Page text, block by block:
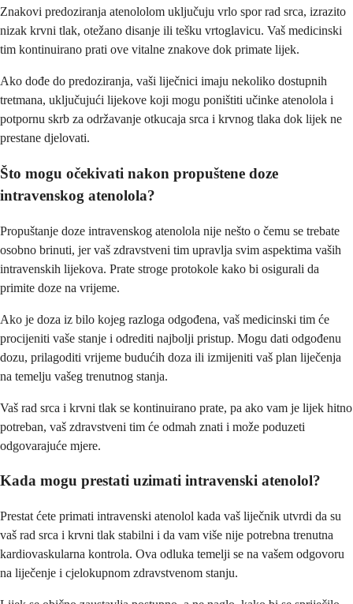
Znakovi predoziranja atenololom uključuju vrlo spor rad srca, izrazito
nizak krvni tlak, otežano disanje ili tešku vrtoglavicu. Vaš medicinski
tim kontinuirano prati ove vitalne znakove dok primate lijek.
Ako dođe do predoziranja, vaši liječnici imaju nekoliko dostupnih
tretmana, uključujući lijekove koji mogu poništiti učinke atenolola i
potpornu skrb za održavanje otkucaja srca i krvnog tlaka dok lijek ne
prestane djelovati.
Što mogu očekivati nakon propuštene doze
intravenskog atenolola?
Propuštanje doze intravenskog atenolola nije nešto o čemu se trebate
osobno brinuti, jer vaš zdravstveni tim upravlja svim aspektima vaših
intravenskih lijekova. Prate stroge protokole kako bi osigurali da
primite doze na vrijeme.
Ako je doza iz bilo kojeg razloga odgođena, vaš medicinski tim će
procijeniti vaše stanje i odrediti najbolji pristup. Mogu dati odgođenu
dozu, prilagoditi vrijeme budućih doza ili izmijeniti vaš plan liječenja
na temelju vašeg trenutnog stanja.
Vaš rad srca i krvni tlak se kontinuirano prate, pa ako vam je lijek hitno
potreban, vaš zdravstveni tim će odmah znati i može poduzeti
odgovarajuće mjere.
Kada mogu prestati uzimati intravenski atenolol?
Prestat ćete primati intravenski atenolol kada vaš liječnik utvrdi da su
vaš rad srca i krvni tlak stabilni i da vam više nije potrebna trenutna
kardiovaskularna kontrola. Ova odluka temelji se na vašem odgovoru
na liječenje i cjelokupnom zdravstvenom stanju.